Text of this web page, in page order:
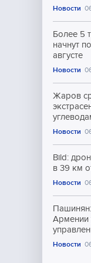
Новости
Более 5
начнут
августе
Новости
Жаров
Новости
Bild:
в 39 км
Новости
Армении
Новости